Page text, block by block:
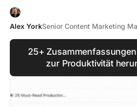
Alex YorkSenior Content Marketing
25+
zur Produktivität